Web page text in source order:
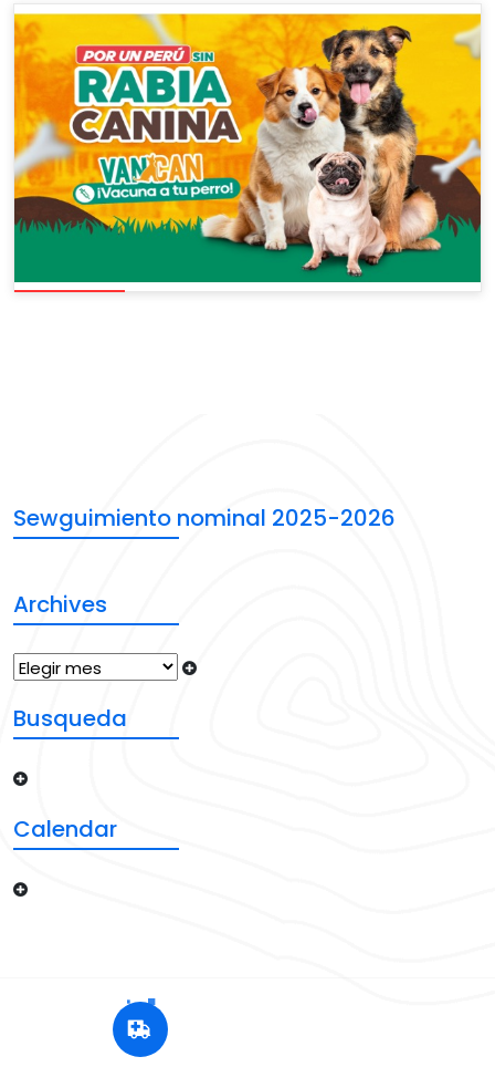
Sewguimiento nominal 2025-2026
Archives
Busqueda
Calendar